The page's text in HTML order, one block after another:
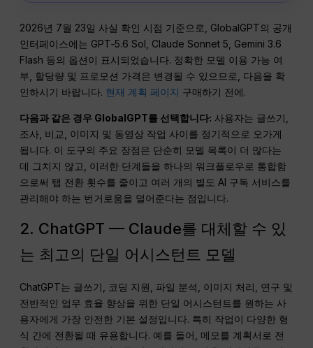
2026년 7월 23일 사실 확인 시점 기준으로, GlobalGPT의 공개
인터페이스에는 GPT‑5.6 Sol, Claude Sonnet 5, Gemini 3.6
Flash 등의 옵션이 표시되었습니다. 정확한 모델 이용 가능 여
부, 할당량 및 프로모션 가격은 변경될 수 있으므로, 다음을 확
인하시기 바랍니다. 현재 계획 페이지 구매하기 전에.
다음과 같은 경우 GlobalGPT를 선택합니다: 사용자는 글쓰기,
조사, 비교, 이미지 및 동영상 작업 사이를 정기적으로 오가게
됩니다. 이 도구의 주요 장점은 단순히 모델 목록이 더 많다는
데 그치지 않고, 이러한 단계들을 하나의 워크플로우로 통합함
으로써 탭 전환 횟수를 줄이고 여러 개의 별도 AI 구독 서비스를
관리해야 하는 번거로움을 덜어준다는 점입니다.
2. ChatGPT — Claude를 대체할 수 있
는 최고의 단일 어시스턴트 모델
ChatGPT는 글쓰기, 코딩 지원, 파일 분석, 이미지 처리, 연구 및
전반적인 업무 효율 향상을 위한 단일 어시스턴트를 원하는 사
용자에게 가장 안전한 기본 설정입니다. 특히 작업이 다양한 형
식 간에 전환될 때 유용합니다. 예를 들어, 메모를 계획서로 전